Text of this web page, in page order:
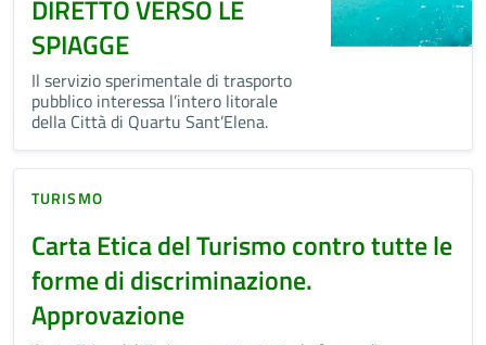
DIRETTO VERSO LE
SPIAGGE
Il servizio sperimentale di trasporto
pubblico interessa l’intero litorale
della Città di Quartu Sant’Elena.
TURISMO
Carta Etica del Turismo contro tutte le
forme di discriminazione.
Approvazione